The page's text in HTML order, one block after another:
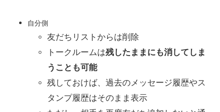
自分側
友だちリストからは削除
トークルームは残したままにも消してしま
うことも可能
残しておけば、過去のメッセージ履歴やス
タンプ履歴はそのまま表示